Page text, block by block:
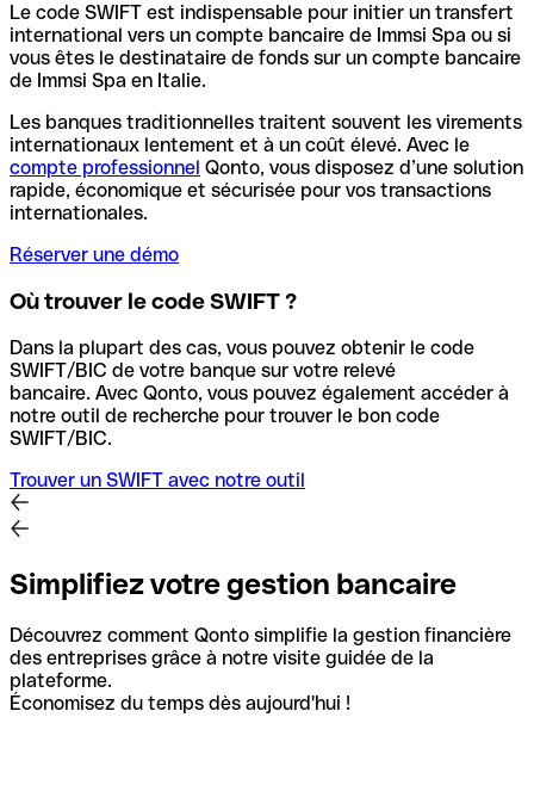
Le code SWIFT est indispensable pour initier un transfert
international vers un compte bancaire de Immsi Spa ou si
vous êtes le destinataire de fonds sur un compte bancaire
de Immsi Spa en Italie.
Les banques traditionnelles traitent souvent les virements
internationaux lentement et à un coût élevé. Avec le
compte professionnel Qonto, vous disposez d’une solution
rapide, économique et sécurisée pour vos transactions
internationales.
Réserver une démo
Où trouver le code SWIFT ?
Dans la plupart des cas, vous pouvez obtenir le code
SWIFT/BIC de votre banque sur votre relevé
bancaire. Avec Qonto, vous pouvez également accéder à
notre outil de recherche pour trouver le bon code
SWIFT/BIC.
Trouver un SWIFT avec notre outil
Simplifiez votre gestion bancaire
Découvrez comment Qonto simplifie la gestion financière
des entreprises grâce à notre visite guidée de la
plateforme.
Économisez du temps dès aujourd'hui !